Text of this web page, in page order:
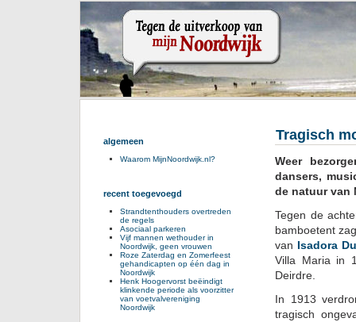
Tragisch
Weer
dansers,
de natuur van
Tegen de
bamboetent
van Isadora
Villa Maria in
Deirdre.
In 1913
tragisch
algemeen
Waarom MijnNoordwijk.nl?
recent toegevoegd
Strandtenthouders overtreden
de regels
Asociaal parkeren
Vijf mannen wethouder in
Noordwijk, geen vrouwen
Roze Zaterdag en Zomerfeest
gehandicapten op één dag in
Noordwijk
Henk Hoogervorst beëindigt
klinkende periode als voorzitter
van voetvalvereniging
Noordwijk